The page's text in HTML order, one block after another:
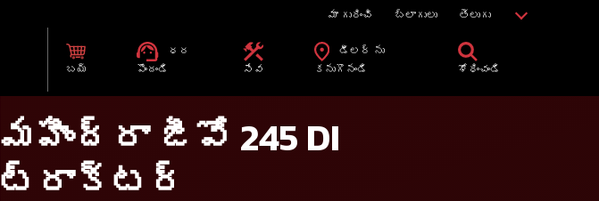
మా గురించి బ్లాగులు తెలుగు
బయ్
ధర
పొందండి
సేవ
డీలర్ ను
కనుగొనండి
శోధించండి
మహీంద్రా జీవో 245 DI
ట్రాక్టర్